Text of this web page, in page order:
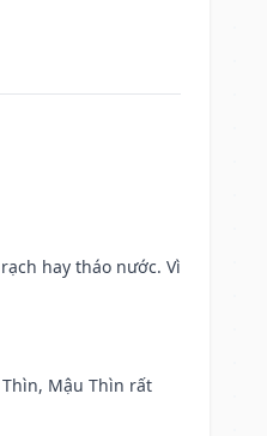
hay tháo nước. Vì
Mậu Thìn rất